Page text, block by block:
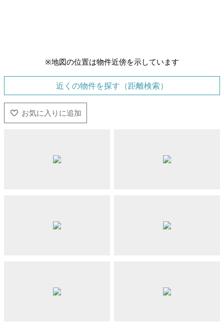
※地図の位置は物件近傍を示しています
近くの物件を探す（距離検索）